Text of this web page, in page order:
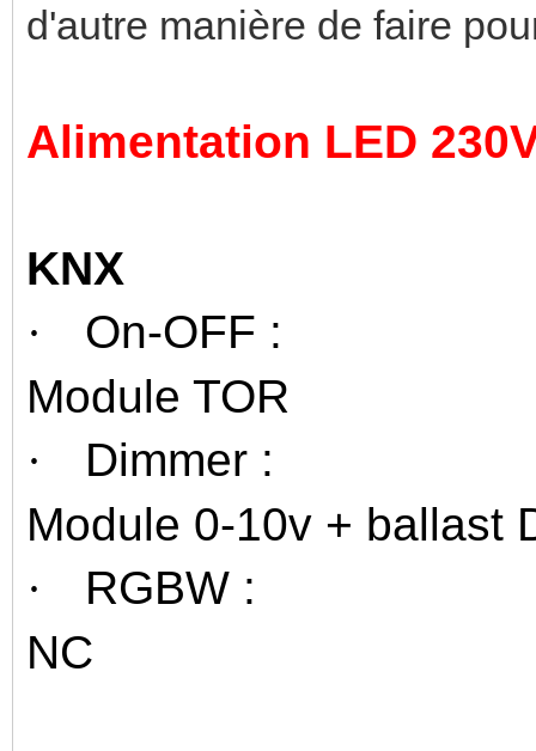
d'autre manière de faire
Alimentation LED
KNX
·
On-OFF :
Module TOR
·
Dimmer :
Module 0-10v + ballast
·
RGBW :
NC